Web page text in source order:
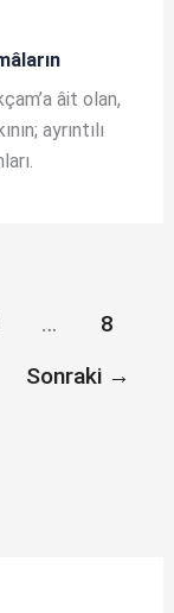
âit olan,
ayrıntılı
…
8
Sonraki →